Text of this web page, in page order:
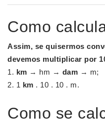
Como
Assim, se quisermos
devemos multiplicar por
km → hm → dam → m;
1 km . 10 . 10 . m.
Como se